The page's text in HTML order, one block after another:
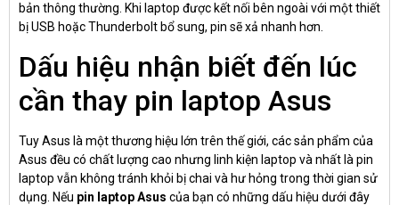
bản thông thường. Khi laptop được kết nối bên ngoài với một thiết
bị USB hoặc Thunderbolt bổ sung, pin sẽ xả nhanh hơn.
Dấu hiệu nhận biết đến lúc
cần thay pin laptop Asus
TuyAsus là một thương hiệu lớn trên thế giới, các sản phẩm của
Asus đều có chất lượng cao nhưng linh kiện laptop và nhất là pin
laptop vẫn không tránh khỏi bị chai và hư hỏng trong thời gian sử
dụng. Nếu pin laptop Asus của bạn có những dấu hiệu dưới đây